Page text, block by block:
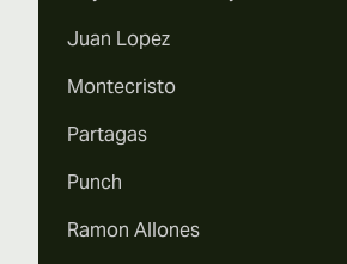
Juan Lopez
Montecristo
Partagas
Punch
Ramon Allones